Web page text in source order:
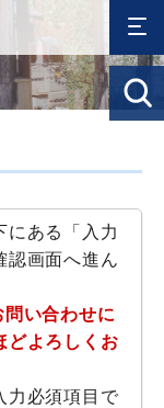
にある「入力
認画面へ進ん
い合わせに
どよろしくお
力必須項目で